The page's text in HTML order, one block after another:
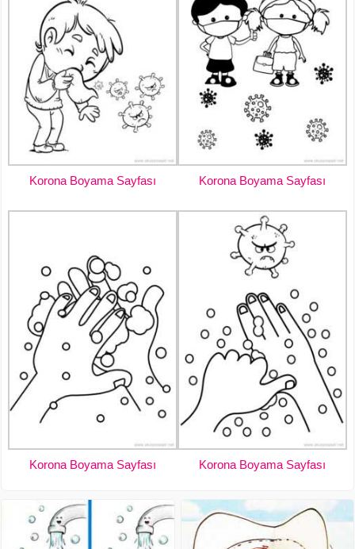
Korona Boyama Sayfası Korona Boyama Sayfası
Korona Boyama Sayfası Korona Boyama Sayfası